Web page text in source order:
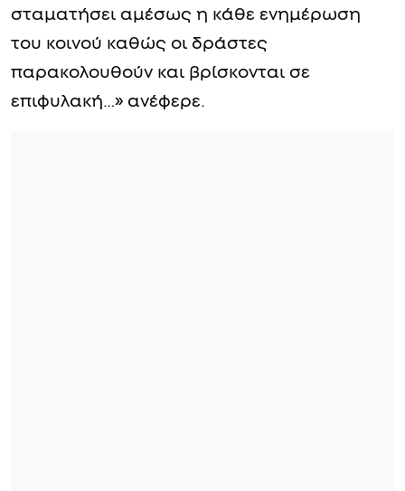
σταματήσει αμέσως η κάθε ενημέρωση
του κοινού καθώς οι δράστες
παρακολουθούν και βρίσκονται σε
επιφυλακή…» ανέφερε.